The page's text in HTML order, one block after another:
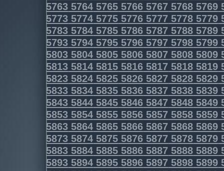
5763 5764 5765 5766 5767 5768 5769
5773 5774 5775 5776 5777 5778 5779
5783 5784 5785 5786 5787 5788 5789
5793 5794 5795 5796 5797 5798 5799
5803 5804 5805 5806 5807 5808 5809
5813 5814 5815 5816 5817 5818 5819
5823 5824 5825 5826 5827 5828 5829
5833 5834 5835 5836 5837 5838 5839
5843 5844 5845 5846 5847 5848 5849
5853 5854 5855 5856 5857 5858 5859
5863 5864 5865 5866 5867 5868 5869
5873 5874 5875 5876 5877 5878 5879
5883 5884 5885 5886 5887 5888 5889
5893 5894 5895 5896 5897 5898 5899